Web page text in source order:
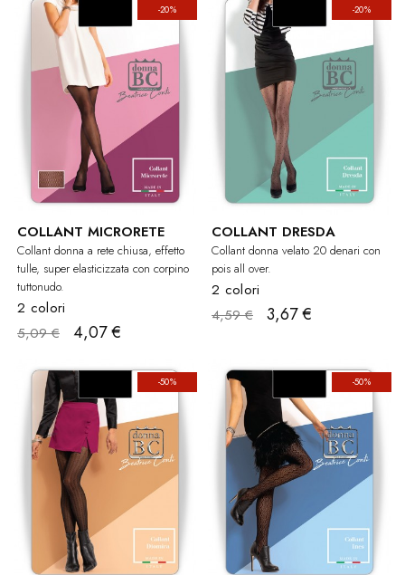
-20%
COLLANT MICRORETE
Collant donna a rete chiusa, effetto
tulle, super elasticizzata con corpino
tuttonudo.
2 colori
5,09 €
4,07 €
-20%
COLLANT DRESDA
Collant donna velato 20 denari con
pois all over.
2 colori
4,59 €
3,67 €
-50% -50%